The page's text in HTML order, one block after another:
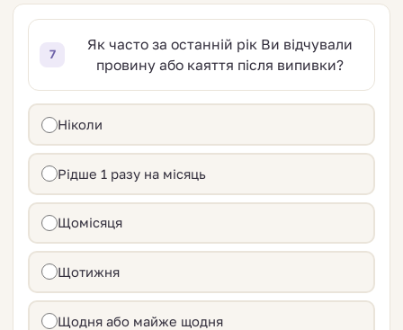
7
Як часто за останній рік Ви відчували
провину або каяття після випивки?
Ніколи
Рідше 1 разу на місяць
Щомісяця
Щотижня
Щодня або майже щодня